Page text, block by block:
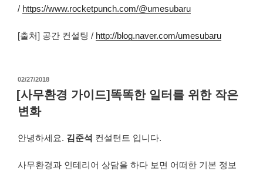
/ https://www.rocketpunch.com/@umesubaru
[출처] 공간 컨설팅 / http://blog.naver.com/umesubaru
작
성
일
자
02/27/2018
[사무환경 가이드]똑똑한 일터를 위한 작은
변화
안녕하세요. 김준석 컨설턴트 입니다.
사무환경과 인테리어 상담을 하다 보면 어떠한 기본 정보